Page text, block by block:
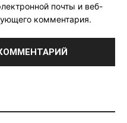
почты и веб-
комментария.